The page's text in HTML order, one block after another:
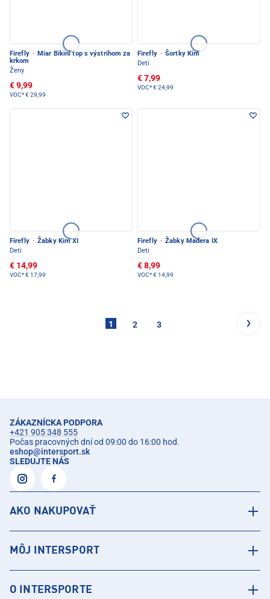
Firefly · Miar Bikini top s výstrihom za
krkom
Ženy
€ 9,99
VOC*€ 29,99
Firefly · Šortky Kim
Deti
€ 7,99
VOC*€ 24,99
Firefly · Žabky Kim XI
Deti
€ 14,99
VOC*€ 17,99
Firefly · Žabky Madera IX
Deti
€ 8,99
VOC*€ 14,99
1 2 3
ZÁKAZNÍCKA PODPORA
+421 905 348 555
Počas pracovných dní od 09:00 do 16:00 hod.
eshop@intersport.sk
SLEDUJTE NÁS
AKO NAKUPOVAŤ
MÔJ INTERSPORT
O INTERSPORTE